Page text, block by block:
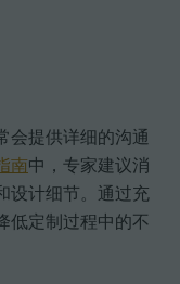
会提供详细的沟通
南中，专家建议消
设计细节。通过充
低定制过程中的不